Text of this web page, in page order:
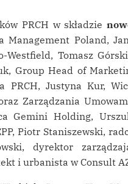
PRCH w składzie
Management Poland,
Westfield, Tomasz
Group Head of
PRCH, Justyna Kur,
Zarządzania
Gemini Holding,
Piotr Staniszewski,
dyrektor
i urbanista w Consult